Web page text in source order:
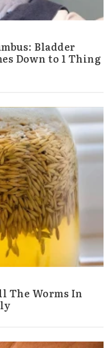
Bladder
Down to 1 Thing
The Worms In